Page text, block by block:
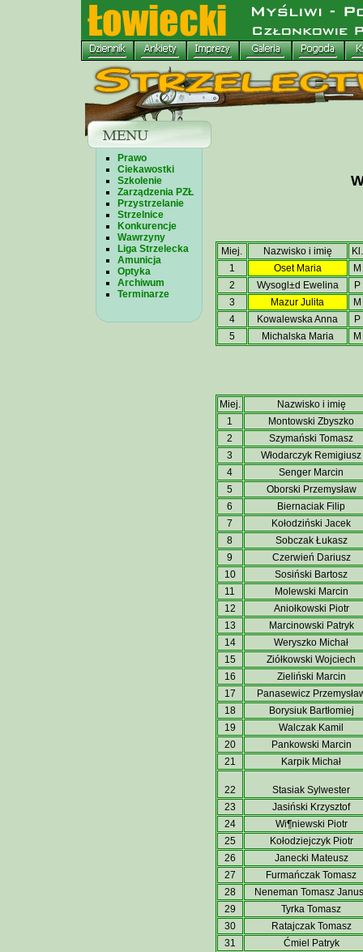
Prawo
Ciekawostki
Szkolenie
Zarządzenia PZŁ
Przystrzelanie
Strzelnice
Konkurencje
Wawrzyny
Liga Strzelecka
Amunicja
Optyka
Archiwum
Terminarze
Miej. Nazwisko i imię
Kl.
1
Oset Maria
M
2
Wysogl±d Ewelina
P
3
Mazur Julita
M
4
Kowalewska Anna
P
5
Michalska Maria M
Miej.
Nazwisko i imię
1
Montowski Zbyszko
2
Szymański Tomasz
3
Włodarczyk Remigiusz
4
Senger Marcin
5
Oborski Przemysław
6
Biernaciak Filip
7
Kołodziński Jacek
8
Sobczak Łukasz
9
Czerwień Dariusz
10
Sosiński Bartosz
11
Molewski Marcin
12
Aniołkowski Piotr
13
Marcinowski Patryk
14
Weryszko Michał
15
Ziółkowski Wojciech
16
Zieliński Marcin
17
Panasewicz
18
Borysiuk Bartłomiej
19
Walczak Kamil
20
Pankowski Marcin
21
Karpik Michał
22
Stasiak Sylwester
23
Jasiński Krzysztof
24
Wi¶niewski Piotr
25
Kołodziejczyk Piotr
26
Janecki Mateusz
27
Furmańczak Tomasz
28
Neneman Tomasz
29
Tyrka Tomasz
30
Ratajczak Tomasz
31
Ćmiel Patryk